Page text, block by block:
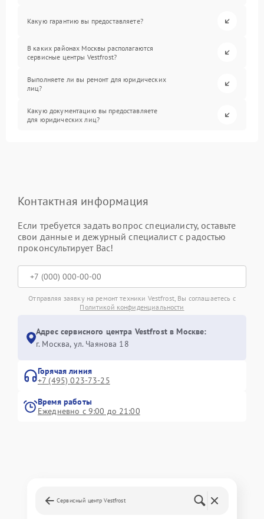
Какую гарантию вы предоставляете?
В каких районах Москвы располагаются
сервисные центры Vestfrost?
Выполняете ли вы ремонт для юридических
лиц?
Какую документацию вы предоставляете
для юридических лиц?
Контактная информация
Если требуется задать вопрос специалисту, оставьте
свои данные и дежурный специалист с радостью
проконсультирует Вас!
Отправляя заявку на ремонт техники Vestfrost, Вы соглашаетесь с
Политикой конфиденциальности
Адрес сервисного центра Vestfrost в Москве:
г. Москва, ул. Чаянова 18
Горячая линия
+7 (495) 023-73-25
Время работы
Ежедневно с 9:00 до 21:00
Сервисный центр Vestfrost